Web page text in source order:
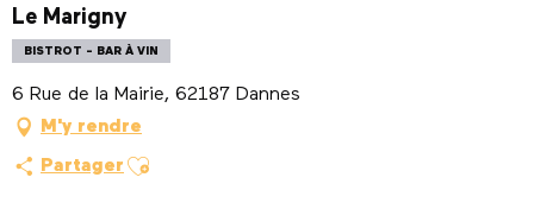
Le Marigny
BISTROT - BAR À VIN
6 Rue de la Mairie, 62187 Dannes
M'y rendre
Partager Ajouter aux favoris